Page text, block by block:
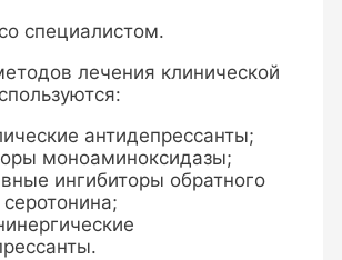
специалистом.
лечения клинической
антидепрессанты;
моноаминоксидазы;
ингибиторы обратного
серотонина;